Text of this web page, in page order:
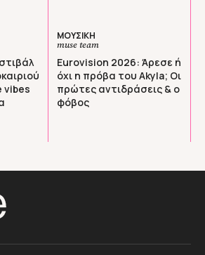
vibes
ΜΟΥΣΙΚΗ
muse team
Eurovision 2026: Άρεσε ή
όχι η πρόβα του Akyla; Οι
πρώτες αντιδράσεις & ο
φόβος